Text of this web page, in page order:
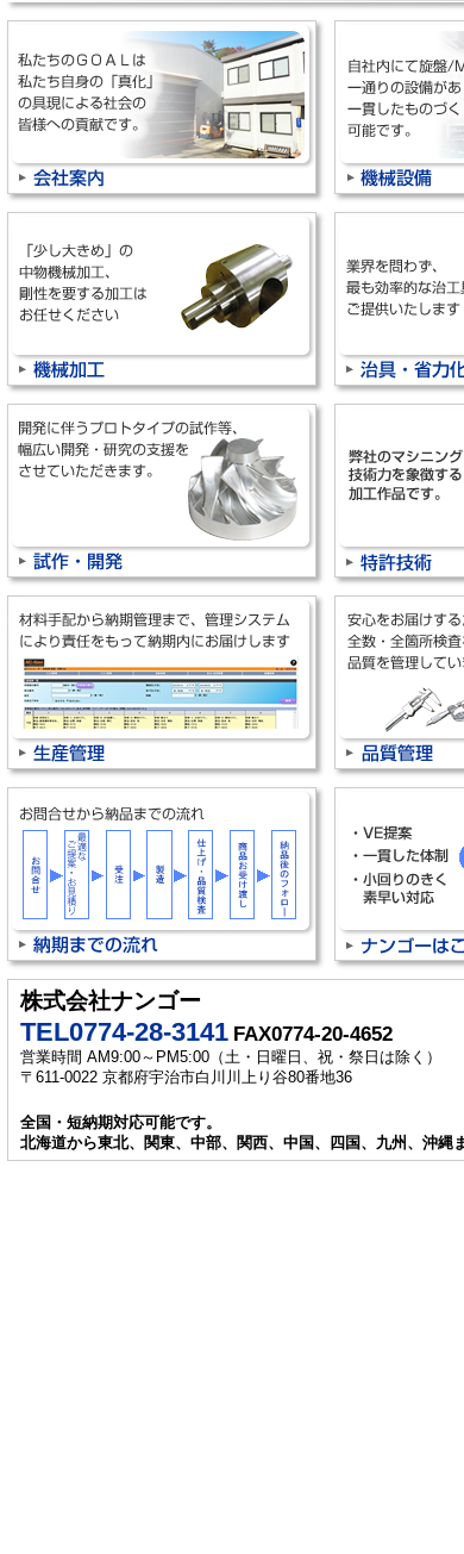
株式会社ナンゴー
TEL0774-28-3141 FAX0774-20-4652
営業時間 AM9:00～PM5:00（土・日曜日、祝・祭日は除く）
〒611-0022 京都府宇治市白川川上り谷80番地36
全国・短納期対応可能です。
北海道から東北、関東、中部、関西、中国、四国、九州、沖縄